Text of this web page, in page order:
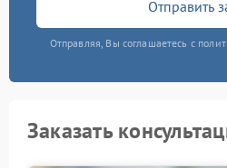
Отправить
Отправляя, Вы соглашаетесь с
Заказать